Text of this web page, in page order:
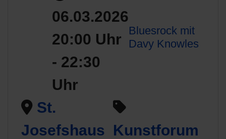
06.03.2026
20:00 Uhr
- 22:30
Uhr
Bluesrock mit
Davy Knowles
St.
Josefshaus Kunstforum